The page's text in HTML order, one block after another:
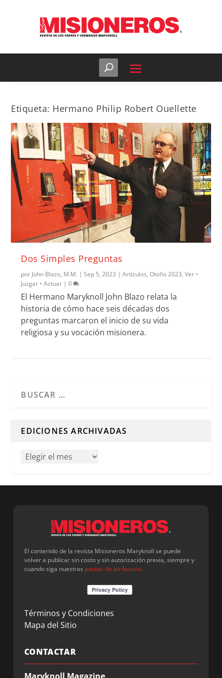
Etiqueta: Hermano Philip Robert Ouellette
Dos Simples Preguntas
por John Blazo, M.M. |Sep 5, 2023 |Artículos,Otoño 2023,Ver •
Juzgar • Actuar |0
El Hermano Maryknoll John Blazo relata la
historia de cómo hace seis décadas dos
preguntas marcaron el inicio de su vida
religiosa y su vocación misionera.
EDICIONES ARCHIVADAS
El contenido de la revista Misioneros Maryknoll se puede
volver a publicar sin costo y sin autorización previa, siempre y
cuando siga nuestras pautas de atribución.
Términos y Condiciones
Mapa del Sitio
CONTACTAR